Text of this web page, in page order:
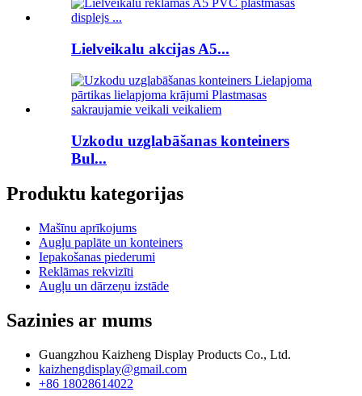
Lielveikalu akcijas A5...
Uzkodu uzglabāšanas konteiners
Bul...
Produktu kategorijas
Mašīnu aprīkojums
Augļu paplāte un konteiners
Iepakošanas piederumi
Reklāmas rekvizīti
Augļu un dārzeņu izstāde
Sazinies ar mums
Guangzhou Kaizheng Display Products Co., Ltd.
kaizhengdisplay@gmail.com
+86 18028614022